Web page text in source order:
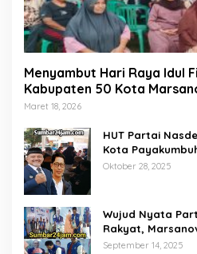
Menyambut Hari Raya Idul
Kabupaten 50 Kota
Empat Ton Bantuan Beras
Maret 18, 2026
HUT Partai
Kota
Pemeriksaan
Oktober 28, 2025
Wujud Nyata
Rakyat,
Salurkan 600
September 14, 2025